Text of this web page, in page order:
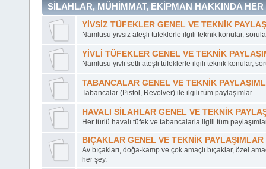
SİLAHLAR, MÜHİMMAT, EKİPMAN HAKKINDA HER
YİVSİZ TÜFEKLER GENEL VE TEKNİK
Namlusu yivsiz ateşli tüfeklerle ilgili teknik konular,
YİVLİ TÜFEKLER GENEL VE TEKNİK
Namlusu yivli setli ateşli tüfeklerle ilgili teknik konular,
TABANCALAR GENEL VE TEKNİK
Tabancalar (Pistol, Revolver) ile ilgili tüm paylaşımlar.
HAVALI SİLAHLAR GENEL VE TEKNİK
Her türlü havalı tüfek ve tabancalarla ilgili tüm
BIÇAKLAR GENEL VE TEKNİK PAYLAŞIMLAR
Av bıçakları, doğa-kamp ve çok amaçlı bıçaklar, özel
her şey.